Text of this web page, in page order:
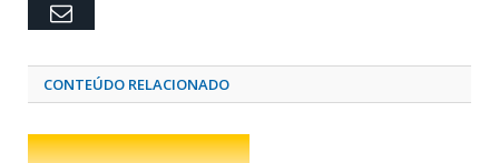
Email
CONTEÚDO RELACIONADO